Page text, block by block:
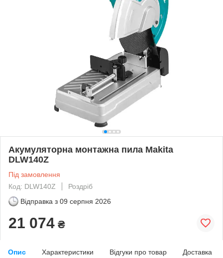
Акумуляторна монтажна пила Makita
DLW140Z
Під замовлення
Код: DLW140Z
Роздріб
Відправка з 09 серпня 2026
21 074 ₴
Опис Характеристики Відгуки про товар Доставка